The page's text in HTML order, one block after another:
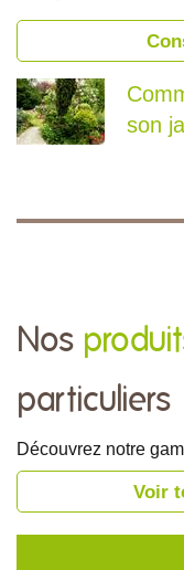
son
Nos
particuliers
Découvrez notre
Voir